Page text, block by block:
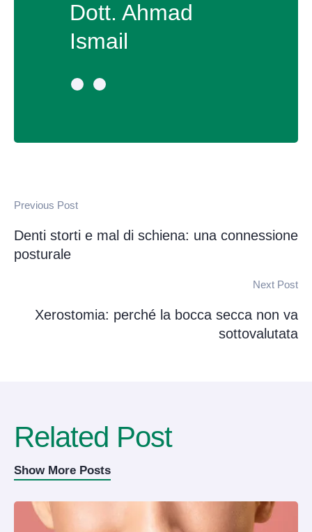
Dott. Ahmad
Ismail
Previous Post
Denti storti e mal di schiena: una connessione
posturale
Next Post
Xerostomia: perché la bocca secca non va
sottovalutata
Related Post
Show More Posts